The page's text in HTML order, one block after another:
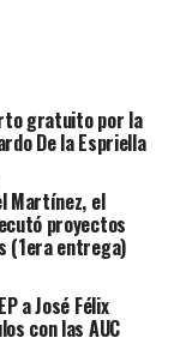
gratuito por la
De la Espriella
Martínez, el
proyectos
(1era entrega)
a José Félix
con las AUC